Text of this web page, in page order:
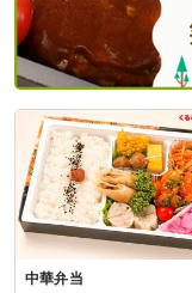
中華弁当